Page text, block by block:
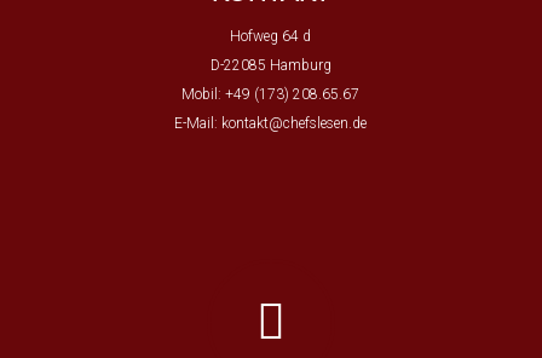
Hofweg 64 d
D-22085 Hamburg
Mobil: +49 (173) 208.65.67
E-Mail: kontakt@chefslesen.de